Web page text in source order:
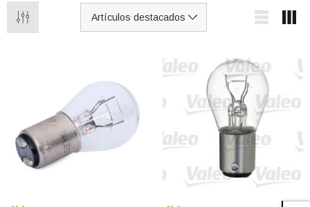
Batería De Arranque TUDOR TA1000
12V 100Ah
€275,29 €127,87
AÑADIR AL CARRITO